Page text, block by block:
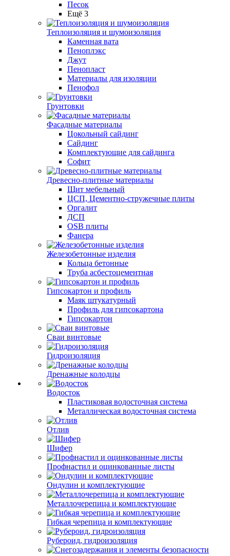
Песок
Ещё 3
Теплоизоляция и шумоизоляция
Каменная вата
Пеноплэкс
Джут
Пенопласт
Материалы для изоляции
Пенофол
Грунтовки
Фасадные материалы
Цокольный сайдинг
Сайдинг
Комплектующие для сайдинга
Софит
Древесно-плитные материалы
Щит мебельный
ЦСП, Цементно-стружечные плиты
Оргалит
ДСП
OSB плиты
Фанера
Железобетонные изделия
Кольца бетонные
Труба асбестоцементная
Гипсокартон и профиль
Маяк штукатурный
Профиль для гипсокартона
Гипсокартон
Сваи винтовые
Гидроизоляция
Дренажные колодцы
Водосток
Пластиковая водосточная система
Металлическая водосточная система
Отлив
Шифер
Профнастил и оцинкованные листы
Ондулин и комплектующие
Металлочерепица и комплектующие
Гибкая черепица и комплектующие
Рубероид, гидроизоляция